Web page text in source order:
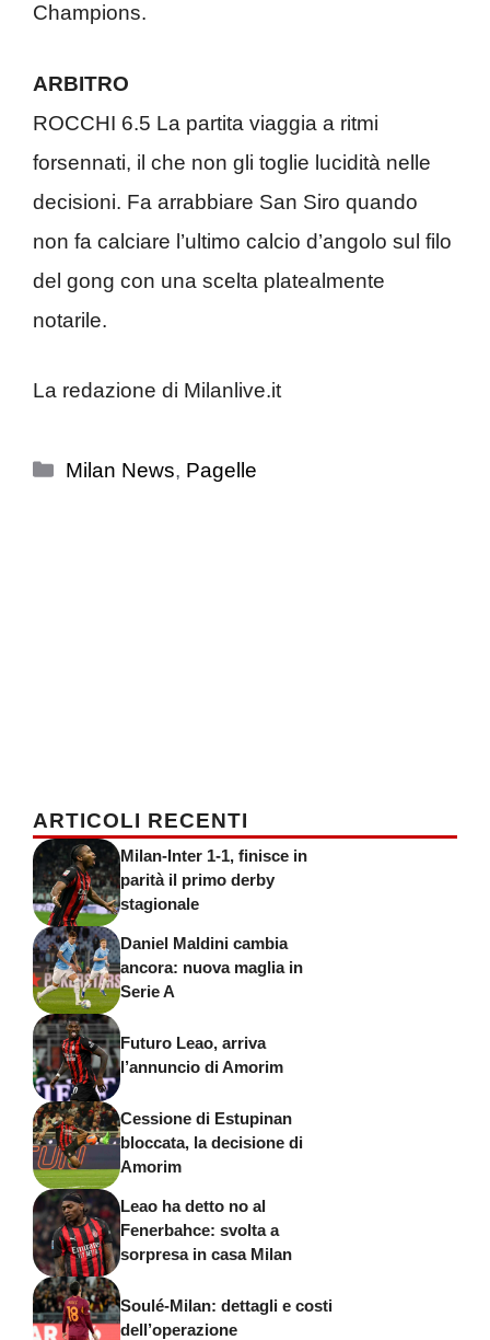
Champions.
ARBITRO
ROCCHI 6.5 La partita viaggia a ritmi
forsennati, il che non gli toglie lucidità nelle
decisioni. Fa arrabbiare San Siro quando
non fa calciare l’ultimo calcio d’angolo sul filo
del gong con una scelta platealmente
notarile.
La redazione di Milanlive.it
Categorie
Milan News, Pagelle
ARTICOLI RECENTI
Milan-Inter 1-1, finisce in
parità il primo derby
stagionale
Daniel Maldini cambia
ancora: nuova maglia in
Serie A
Futuro Leao, arriva
l’annuncio di Amorim
Cessione di Estupinan
bloccata, la decisione di
Amorim
Leao ha detto no al
Fenerbahce: svolta a
sorpresa in casa Milan
Soulé-Milan: dettagli e costi
dell’operazione